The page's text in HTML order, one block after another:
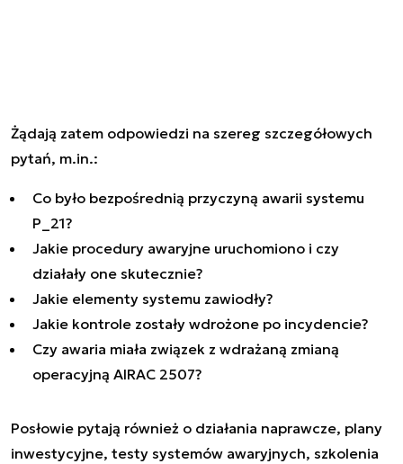
Żądają zatem odpowiedzi na szereg szczegółowych
pytań, m.in.:
Co było bezpośrednią przyczyną awarii systemu
P_21?
Jakie procedury awaryjne uruchomiono i czy
działały one skutecznie?
Jakie elementy systemu zawiodły?
Jakie kontrole zostały wdrożone po incydencie?
Czy awaria miała związek z wdrażaną zmianą
operacyjną AIRAC 2507?
Posłowie pytają również o działania naprawcze, plany
inwestycyjne, testy systemów awaryjnych, szkolenia